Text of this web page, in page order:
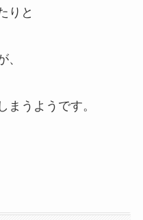
りと
、
まうようです。